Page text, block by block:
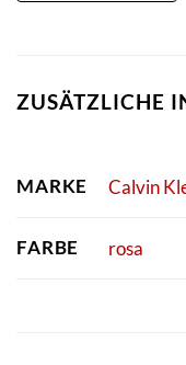
ZUSÄTZLICHE
MARKE Calvin
FARBE rosa